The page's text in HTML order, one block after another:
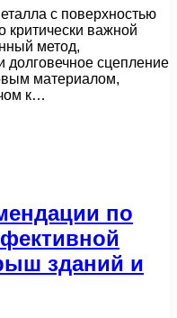
с поверхностью
критически важной
метод,
сцепление
материалом,
к…
по
зданий и